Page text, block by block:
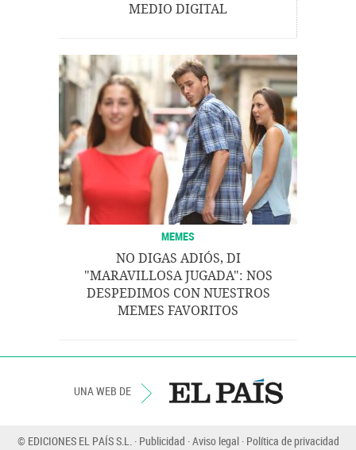
MEDIO DIGITAL
MEMES
NO DIGAS ADIÓS, DI
"MARAVILLOSA JUGADA": NOS
DESPEDIMOS CON NUESTROS
MEMES FAVORITOS
UNA WEB DE
© EDICIONES EL PAÍS S.L. Publicidad Aviso legal Política de privacidad